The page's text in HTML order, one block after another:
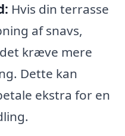
Hvis din terrasse
af snavs,
kræve mere
Dette kan
ekstra for en